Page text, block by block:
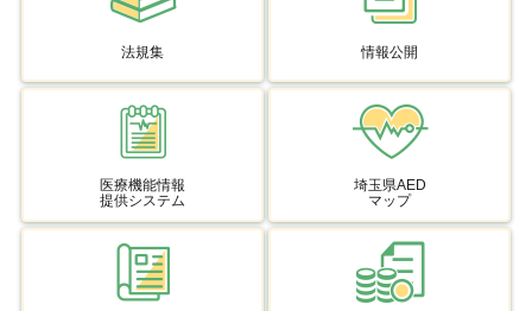
法規集 情報公開
医療機能情報
提供システム
埼玉県AED
マップ